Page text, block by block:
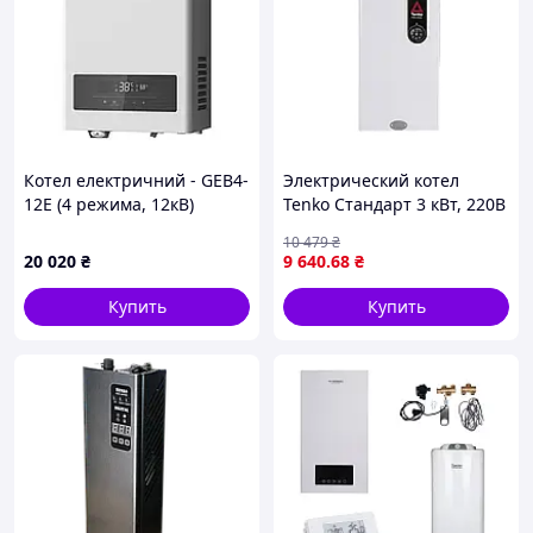
Работает при напряжении
Подходит для сетей
(трёхфазная)
Бесшумная работа
возможностью
удалённого управления через
✅ Вывод
ВыбираяChip PRO 3 кВт
, вы получаете:
Комфортное тепло
Экономию до 33% электроэнергии
Долгий срок службы
Простую установку и удобное управление
Котел електричний - GEB4-
12E (4 режима, 12кВ)
20 020 ₴
Купить
Электрический котел
Tenko Стандарт 3 кВт, 220В
9 640.68 ₴
10 479₴
Купить